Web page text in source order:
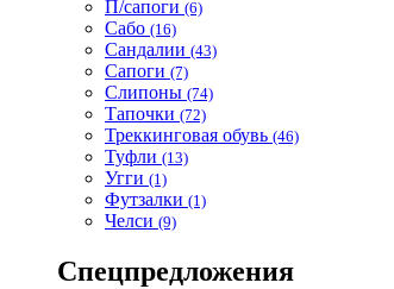
П/сапоги (6)
Сабо (16)
Сандалии (43)
Сапоги (7)
Слипоны (74)
Тапочки (72)
Треккинговая обувь (46)
Туфли (13)
Угги (1)
Футзалки (1)
Челси (9)
Спецпредложения